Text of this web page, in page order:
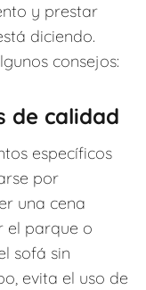
y prestar
diciendo.
consejos:
de calidad
específicos
por
una cena
el parque o
sofá sin
evita el uso de